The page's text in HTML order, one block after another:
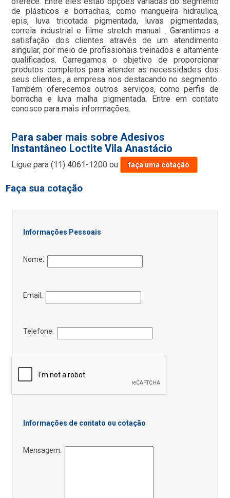
de plásticos e borrachas, como mangueira hidraulica,
epis, luva tricotada pigmentada, luvas pigmentadas,
correia industrial e filme stretch manual . Garantimos a
satisfação dos clientes através de um atendimento
singular, por meio de profissionais treinados e altamente
qualificados. Carregamos o objetivo de proporcionar
produtos completos para atender as necessidades dos
seus clientes., a empresa nos destacando no segmento.
Também oferecemos outros serviços, como perfis de
borracha e luva malha pigmentada. Entre em contato
conosco para mais inforrmações.
Para saber mais sobre Adesivos
Instantâneo Loctite Vila Anastácio
Ligue para(11) 4061-1200 ou faça uma cotação
Faça sua cotação
Informações Pessoais
Nome:
Email:
Telefone:
Informações de contato ou cotação
Mensagem: